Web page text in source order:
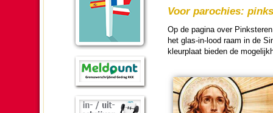
Voor pa­ro­chies:
Op de pagina over
het glas-in-lood raam in de
kleurplaat bie­den de